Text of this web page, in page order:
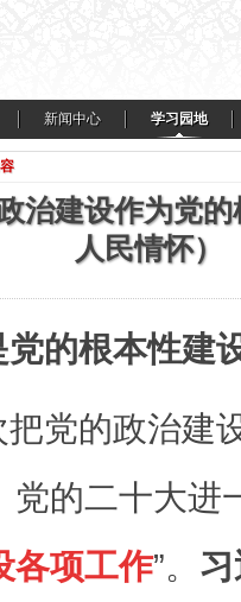
新闻中心 学习园地
治建设作为党
人民情怀）
的根本性建
党的政治建
的二十大进
各项工作”。